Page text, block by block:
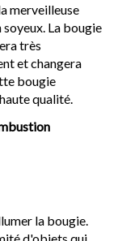
merveilleuse
La bougie
très
et changera
bougie
qualité.
la bougie.